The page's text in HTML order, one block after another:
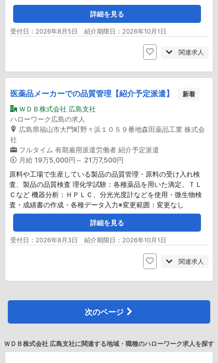
詳細を見る
受付日：2026年8月5日 紹介期限日：2026年10月1日
関連求人
医薬品メーカーでの品質管理【紹介予定派遣】 新着
ＷＤＢ株式会社 広島支社
ハローワーク広島の求人
広島県福山市大門町野々浜１０５９番地森田薬品工業 株式会
社
フルタイム 有期雇用派遣労働者 紹介予定派遣
月給 19万5,000円～ 21万7,500円
原料や工場で生産している製品の品質管理・原料の受け入れ検
査、製品の品質検査 理化学試験：各種薬品を用いた滴定、ＴＬ
Ｃなど 機器分析：ＨＰＬＣ、分光光度計などを使用・微生物検
査・成績書の作成・各種データ入力※変更範囲：変更なし
詳細を見る
受付日：2026年8月3日 紹介期限日：2026年10月1日
関連求人
次のページ
ＷＤＢ株式会社 広島支社に関連する地域・職種のハローワーク求人を探す